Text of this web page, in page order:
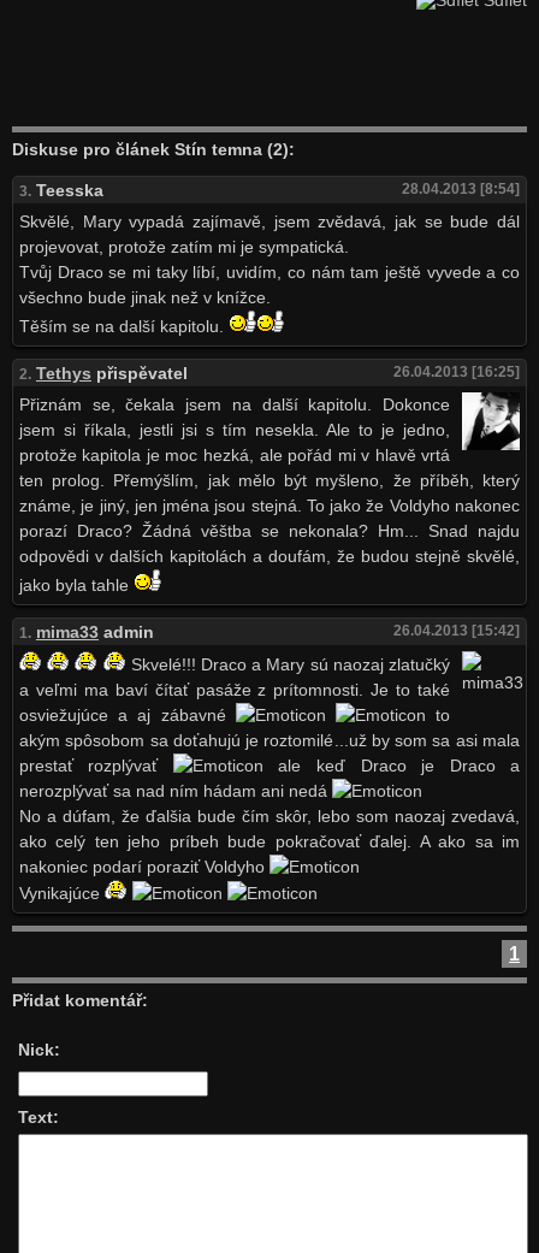
Diskuse pro článek Stín temna (2):
3.Teesska 28.04.2013 [8:54]
Skvělé, Mary vypadá zajímavě, jsem zvědavá, jak se bude dál
projevovat, protože zatím mi je sympatická.
Tvůj Draco se mi taky líbí, uvidím, co nám tam ještě vyvede a co
všechno bude jinak než v knížce.
Těším se na další kapitolu.
2. Tethys přispěvatel 26.04.2013 [16:25]
Přiznám se, čekala jsem na další kapitolu. Dokonce
jsem si říkala, jestli jsi s tím nesekla. Ale to je jedno,
protože kapitola je moc hezká, ale pořád mi v hlavě vrtá
ten prolog. Přemýšlím, jak mělo být myšleno, že příběh, který
známe, je jiný, jen jména jsou stejná. To jako že Voldyho nakonec
porazí Draco? Žádná věštba se nekonala? Hm... Snad najdu
odpovědi v dalších kapitolách a doufám, že budou stejně skvělé,
jako byla tahle
1. mima33admin 26.04.2013 [15:42]
Skvelé!!! Draco a Mary sú naozaj zlatučký
a veľmi ma baví čítať pasáže z prítomnosti. Je to také
osviežujúce a aj zábavné
to
akým spôsobom sa doťahujú je roztomilé...už by som sa asi mala
prestať rozplývať
ale keď Draco je Draco a
nerozplývať sa nad ním hádam ani nedá
No a dúfam, že ďalšia bude čím skôr, lebo som naozaj zvedavá,
ako celý ten jeho príbeh bude pokračovať ďalej. A ako sa im
nakoniec podarí poraziť Voldyho
Vynikajúce
1
Přidat komentář:
Nick:
Text: